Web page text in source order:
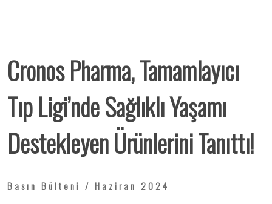
Cronos Pharma, Tamamlayıcı
Tıp Ligi’nde Sağlıklı Yaşamı
Destekleyen Ürünlerini Tanıttı!
Basın Bülteni / Haziran 2024